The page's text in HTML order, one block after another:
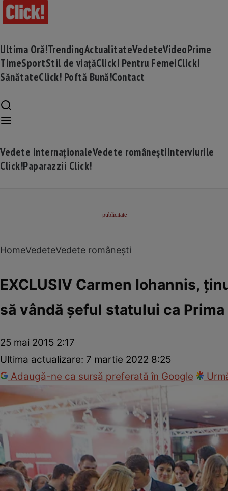
Ultima Oră!TrendingActualitateVedeteVideoPrime
TimeSportStil de viațăClick! Pentru FemeiClick!
SănătateClick! Poftă Bună!Contact
Vedete internaționaleVedete româneștiInterviurile
Click!Paparazzii Click!
HomeVedeteVedete românești
EXCLUSIV Carmen Iohannis,
să vândă şeful statului ca
25 mai 2015 2:17
Ultima actualizare: 7 martie 2022 8:25
Adaugă-ne ca sursă preferată în Google